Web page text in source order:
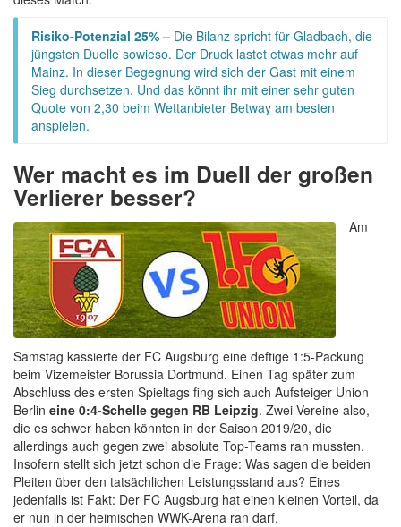
Risiko-Potenzial 25% – Die Bilanz spricht für Gladbach, die
jüngsten Duelle sowieso. Der Druck lastet etwas mehr auf
Mainz. In dieser Begegnung wird sich der Gast mit einem
Sieg durchsetzen. Und das könnt ihr mit einer sehr guten
Quote von 2,30 beim Wettanbieter Betway am besten
anspielen.
Wer macht es im Duell der großen
Verlierer besser?
Am
Samstag kassierte der FC Augsburg eine deftige 1:5-Packung
beim Vizemeister Borussia Dortmund. Einen Tag später zum
Abschluss des ersten Spieltags fing sich auch Aufsteiger Union
Berlin eine 0:4-Schelle gegen RB Leipzig. Zwei Vereine also,
die es schwer haben könnten in der Saison 2019/20, die
allerdings auch gegen zwei absolute Top-Teams ran mussten.
Insofern stellt sich jetzt schon die Frage: Was sagen die beiden
Pleiten über den tatsächlichen Leistungsstand aus? Eines
jedenfalls ist Fakt: Der FC Augsburg hat einen kleinen Vorteil, da
er nun in der heimischen WWK-Arena ran darf.